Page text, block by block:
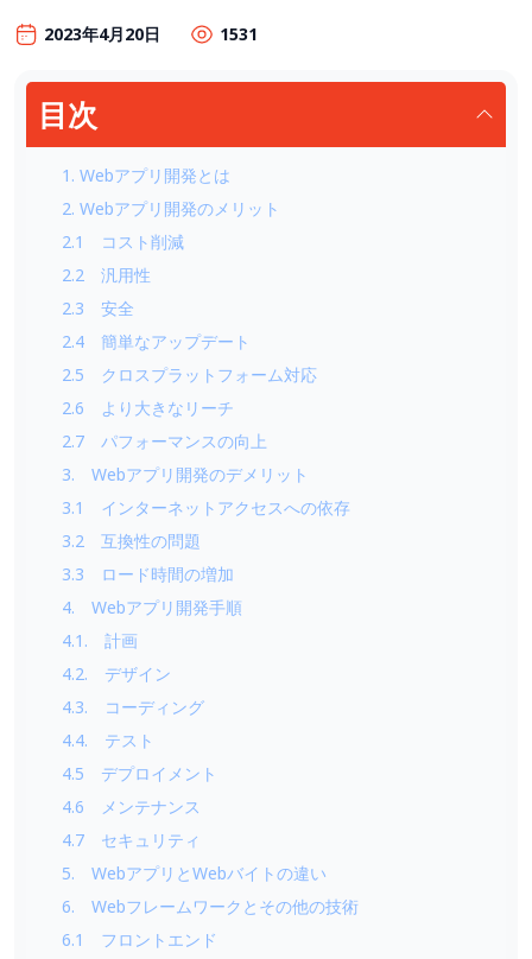
2023年4月20日 1531
目次
1. Webアプリ開発とは
2. Webアプリ開発のメリット
2.1 コスト削減
2.2 汎用性
2.3 安全
2.4 簡単なアップデート
2.5 クロスプラットフォーム対応
2.6 より大きなリーチ
2.7 パフォーマンスの向上
3. Webアプリ開発のデメリット
3.1 インターネットアクセスへの依存
3.2 互換性の問題
3.3 ロード時間の増加
4. Webアプリ開発手順
4.1. 計画
4.2. デザイン
4.3. コーディング
4.4. テスト
4.5 デプロイメント
4.6 メンテナンス
4.7 セキュリティ
5. WebアプリとWebバイトの違い
6. Webフレームワークとその他の技術
6.1 フロントエンド